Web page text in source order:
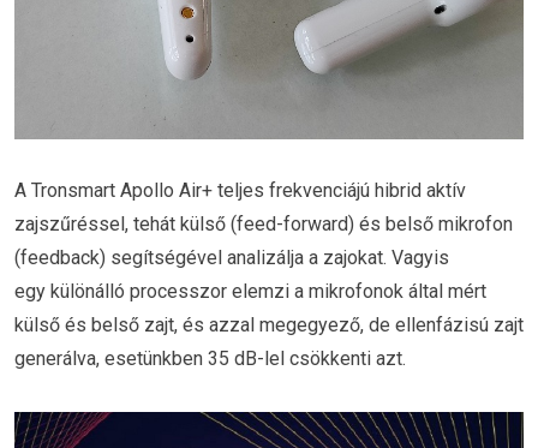
A Tronsmart Apollo Air+ teljes frekvenciájú hibrid aktív
zajszűréssel, tehát külső (feed-forward) és belső mikrofon
(feedback) segítségével analizálja a zajokat. Vagyis
egy különálló processzor elemzi a mikrofonok által mért
külső és belső zajt, és azzal megegyező, de ellenfázisú zajt
generálva, esetünkben 35 dB-lel csökkenti azt.